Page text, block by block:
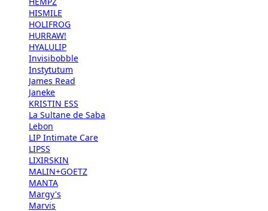
HISMILE
HOLIFROG
HURRAW!
HYALULIP
Invisibobble
Instytutum
James Read
Janeke
KRISTIN ESS
La Sultane de Saba
Lebon
LIP Intimate Care
LIPSS
LIXIRSKIN
MALIN+GOETZ
MANTA
Margy's
Marvis